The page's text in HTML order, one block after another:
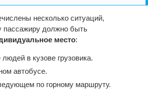
несколько ситуаций,
пассажиру должно быть
место:
в кузове грузовика.
автобусе.
по горному маршруту.